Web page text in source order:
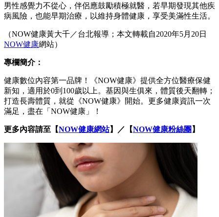
男性感覺力不從心，伴侶應鼓勵積極就醫，若早期發現其他疾
病風險，也能早期治療，以維持身體健康，享受美滿性生活。
（NOW健康黃大千／台北報導；本文轉載自2020年5月20日
NOW健康網站）
專欄簡介：
健康數位內容第一品牌！《NOW健康》提供全方位醫療保健
新知，適用於0到100歲以上。基因與生俱來，體質後天翻轉；
打造長壽體質，就從《NOW健康》開始。更多健康資訊一次
滿足，盡在「NOW健康」！
更多內容請至【NOW健康網站】／【NOW健康粉絲團 】